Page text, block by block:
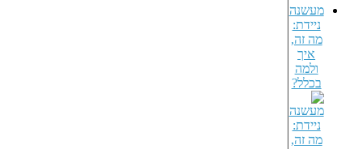
מעשנה
ניידת:
מה זה,
איך
ולמה
בכלל?